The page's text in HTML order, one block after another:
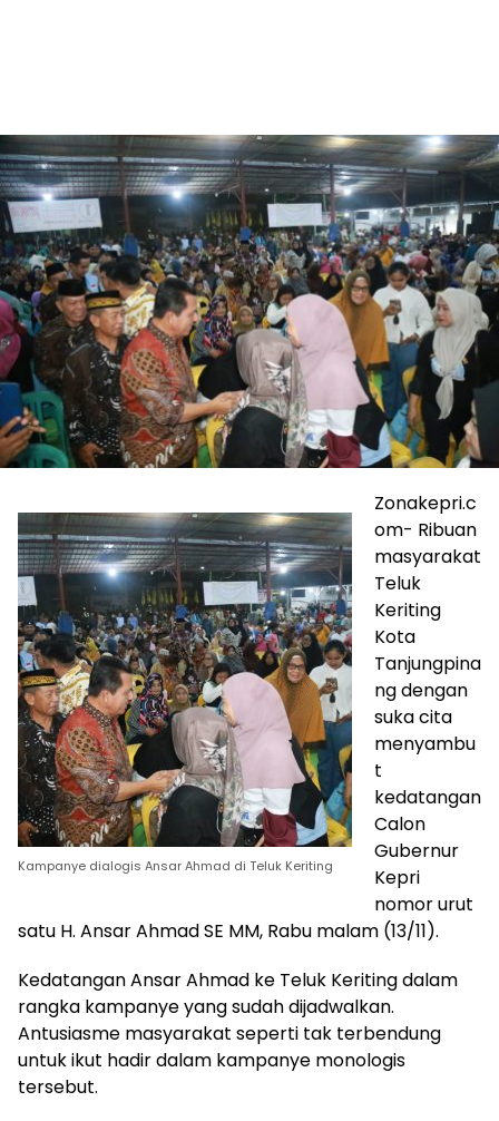
Kampanye dialogis Ansar Ahmad di Teluk Keriting
Zonakepri.c
om- Ribuan
masyarakat
Teluk
Keriting
Kota
Tanjungpina
ng dengan
suka cita
menyambu
t
kedatangan
Calon
Gubernur
Kepri
nomor urut
satu H. Ansar Ahmad SE MM, Rabu malam (13/11).
Kedatangan Ansar Ahmad ke Teluk Keriting dalam
rangka kampanye yang sudah dijadwalkan.
Antusiasme masyarakat seperti tak terbendung
untuk ikut hadir dalam kampanye monologis
tersebut.